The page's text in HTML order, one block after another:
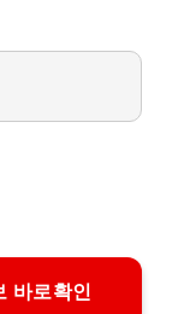
바로확인